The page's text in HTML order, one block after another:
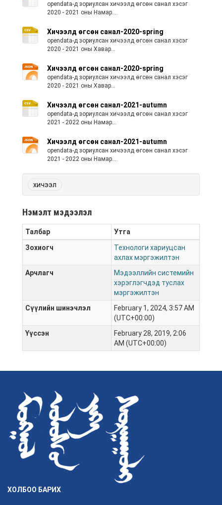
opendata-д зориулсан хичээлд өгсөн санал хэсэг
2020 - 2021 оны Намар...
Хичээлд өгсөн санал-2020-spring
opendata-д зориулсан хичээлд өгсөн санал хэсэг
2020 - 2021 оны Хавар...
Хичээлд өгсөн санал-2020-spring
opendata-д зориулсан хичээлд өгсөн санал хэсэг
2020 - 2021 оны Хавар...
Хичээлд өгсөн санал-2021-autumn
opendata-д зориулсан хичээлд өгсөн санал хэсэг
2021 - 2022 оны Намар...
Хичээлд өгсөн санал-2021-autumn
opendata-д зориулсан хичээлд өгсөн санал хэсэг
2021 - 2022 оны Намар...
хичээл
Нэмэлт мэдээлэл
Талбар
Утга
Зохиогч
Технологи хариуцсан
ахлах мэргэжилтэн
Арчлагч
Мэдээллийн системийн
хэрэглэгчдэд туслах
мэргэжилтэн
Сүүлийн шинэчлэл
February 1, 2024, 3:57 AM
(UTC+00:00)
Үүссэн
February 28, 2019, 2:06
AM (UTC+00:00)
ХОЛБОО БАРИХ